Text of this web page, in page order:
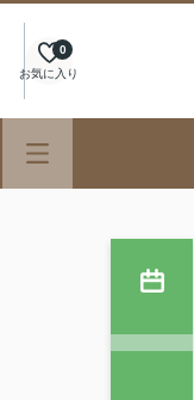
お気に入り
0